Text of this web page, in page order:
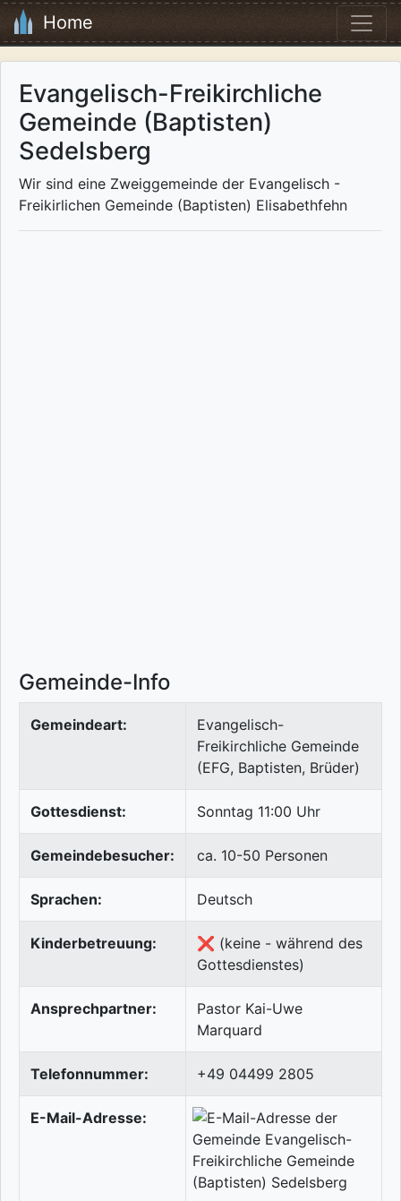
Home
Evangelisch-Freikirchliche
Gemeinde (Baptisten)
Sedelsberg
Wir sind eine Zweiggemeinde der Evangelisch -
Freikirlichen Gemeinde (Baptisten) Elisabethfehn
Gemeinde-Info
Gemeindeart:
Evangelisch-
Freikirchliche Gemeinde
(EFG, Baptisten, Brüder)
Gottesdienst: Sonntag 11:00 Uhr
Gemeindebesucher: ca. 10-50 Personen
Sprachen: Deutsch
Kinderbetreuung:
❌ (keine - während des
Gottesdienstes)
Ansprechpartner:
Pastor Kai-Uwe
Marquard
Telefonnummer: +49 04499 2805
E-Mail-Adresse: